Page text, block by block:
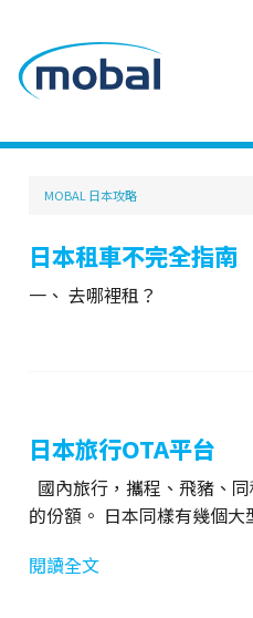
MOBAL 日本攻略
日本租車不完全指南
一、 去哪裡租？
日本旅行OTA平台
國內旅行，攜程、飛豬、
的份額。 日本同樣有幾個
閱讀全文